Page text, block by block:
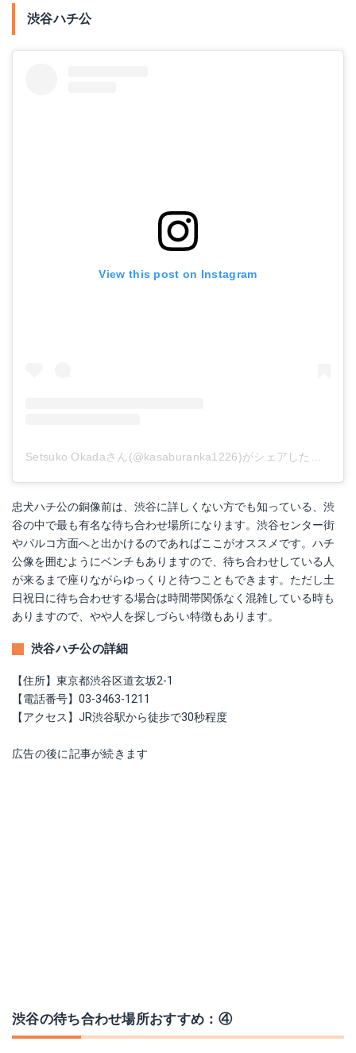
渋谷ハチ公
View this post on Instagram
忠犬ハチ公の銅像前は、渋谷に詳しくない方でも知っている、渋
谷の中で最も有名な待ち合わせ場所になります。渋谷センター街
やパルコ方面へと出かけるのであればここがオススメです。ハチ
公像を囲むようにベンチもありますので、待ち合わせしている人
が来るまで座りながらゆっくりと待つこともできます。ただし土
日祝日に待ち合わせする場合は時間帯関係なく混雑している時も
ありますので、やや人を探しづらい特徴もあります。
渋谷ハチ公の詳細
【住所】東京都渋谷区道玄坂2-1
【電話番号】03-3463-1211
【アクセス】JR渋谷駅から徒歩で30秒程度
広告の後に記事が続きます
渋谷の待ち合わせ場所おすすめ：④